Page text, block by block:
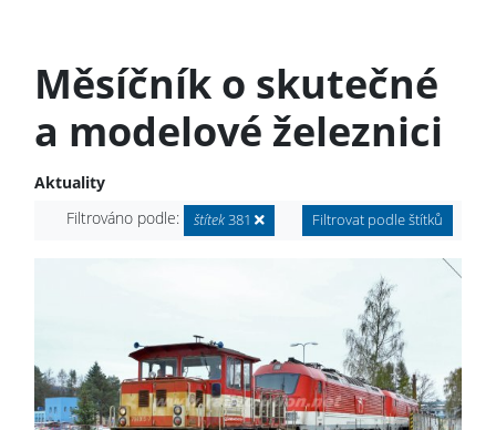
Měsíčník o skutečné
a modelové železnici
Aktuality
Filtrováno podle:
štítek381 Filtrovat podle štítků